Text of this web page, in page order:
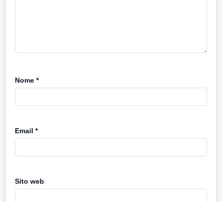
Nome *
Email *
Sito web